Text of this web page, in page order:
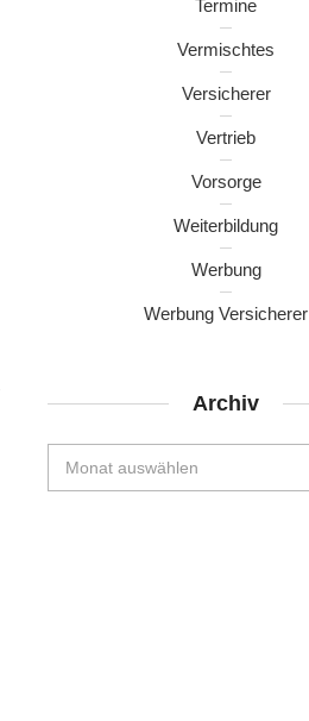
Termine
Vermischtes
Versicherer
Vertrieb
Vorsorge
Weiterbildung
Werbung
Werbung Versicherer
Archiv